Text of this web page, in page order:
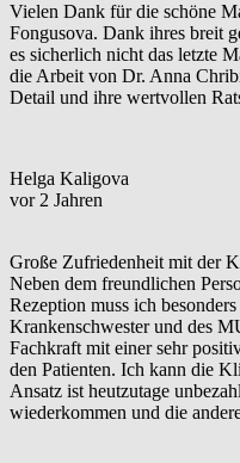
Vielen Dank für die schöne
Fongusova. Dank ihres breit
es sicherlich nicht das letzte
die Arbeit von Dr. Anna
Detail und ihre wertvollen
Helga Kaligova
vor 2 Jahren
Große Zufriedenheit mit der
Neben dem freundlichen
Rezeption muss ich
Krankenschwester und des
Fachkraft mit einer sehr
den Patienten. Ich kann die
Ansatz ist heutzutage
wiederkommen und die